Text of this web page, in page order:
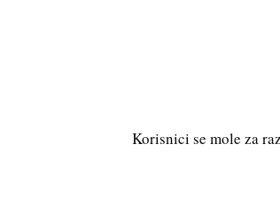
Korisnici se mole za